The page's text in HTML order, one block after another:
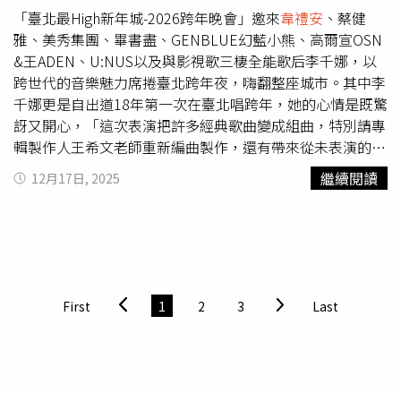
「臺北最High新年城-2026跨年晚會」邀來韋禮安 、蔡健
雅、美秀集團、畢書盡、GENBLUE幻藍小熊、高爾宣OSN
&王ADEN、U:NUS以及與影視歌三棲全能歌后李千娜，以
跨世代的音樂魅力席捲臺北跨年夜，嗨翻整座城市。其中李
千娜更是自出道18年第一次在臺北唱跨年，她的心情是既驚
訝又開心，「這次表演把許多經典歌曲變成組曲，特別請專
輯製作人王希文老師重新編曲製作，還有帶來從未表演的特
別橋段以及舞蹈演出，希望在今年的最後一天帶來熱鬧氣氛
還有滿滿祝福，給觀眾很不一樣的跨界合作」。李千娜出道
提早報到，這將會是他最難忘的跨年。人氣男團U:NUS則表
示，能站上臺北跨年舞台是夢想成真，目前正密集練舞，並
12月17日, 2025 繼續閱讀
First 1 2 3 Last